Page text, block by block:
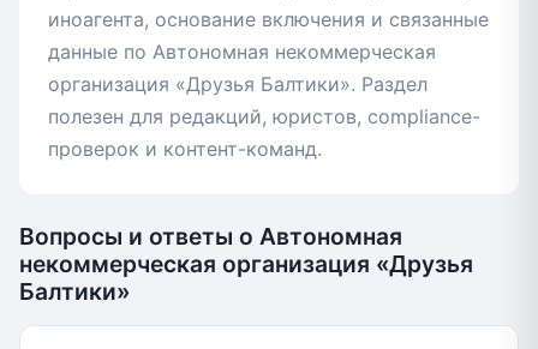
иноагента, основание включения и связанные
данные по Автономная некоммерческая
организация «Друзья Балтики». Раздел
полезен для редакций, юристов, compliance-
проверок и контент-команд.
Вопросы и ответы о Автономная
некоммерческая организация «Друзья
Балтики»